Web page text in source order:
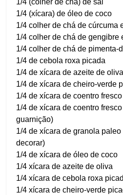
1/4 (colher de chá) de sal
1/4 (xícara) de óleo de coco
1/4 colher de chá de cúrcuma
1/4 colher de chá de gengibre
1/4 colher de chá de pimenta-
1/4 de cebola roxa picada
1/4 de xícara de azeite de oliva
1/4 de xícara de cheiro-verde
1/4 de xícara de coentro
1/4 de xícara de coentro
guarnição)
1/4 de xícara de granola
decorar)
1/4 de xícara de óleo de coco
1/4 xícara de azeite de oliva
1/4 xícara de cebola roxa
1/4 xícara de cheiro-verde